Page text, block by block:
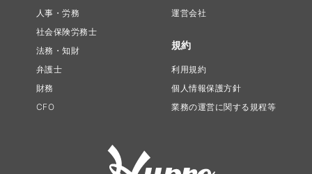
人事・労務
社会保険労務士
法務・知財
弁護士
財務
CFO
運営会社
規約
利用規約
個人情報保護方針
業務の運営に関する規程等